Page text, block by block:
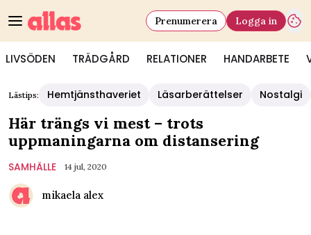
LIVSÖDEN TRÄDGÅRD RELATIONER HANDARBETE
Prenumerera Logga in
Lästips: Hemtjänsthaveriet Läsarberättelser Nostalgi
Här trängs vi mest – trots
uppmaningarna om distansering
SAMHÄLLE 14 jul, 2020
mikaela alex